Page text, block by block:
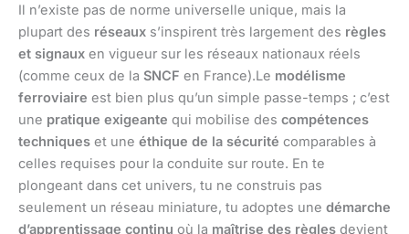
Il n’existe pas de norme universelle unique, mais la
plupart des réseaux s’inspirent très largement des règles
et signaux en vigueur sur les réseaux nationaux réels
(comme ceux de la SNCF en France).Le modélisme
ferroviaire est bien plus qu’un simple passe-temps ; c’est
une pratique exigeante qui mobilise des compétences
techniques et une éthique de la sécurité comparables à
celles requises pour la conduite sur route. En te
plongeant dans cet univers, tu ne construis pas
seulement un réseau miniature, tu adoptes une démarche
d’apprentissage continu où la maîtrise des règles devient